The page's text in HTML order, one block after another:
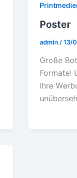
Poster
admin /13/
Großе
Formatе!
Ihrе